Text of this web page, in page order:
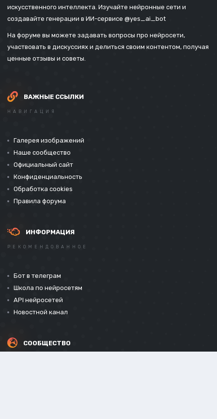
искусственного интеллекта. Изучайте нейронные сети и
создавайте генерации в ИИ-сервисе @yes_ai_bot
На форуме вы можете задавать вопросы про нейросети,
участвовать в дискуссиях и делиться своим контентом, получая
ценные отзывы и советы.
ВАЖНЫЕ ССЫЛКИ
НАВИГАЦИЯ
Галерея изображений
Наше сообщество
Официальный сайт
Конфиденциальность
Обработка cookies
Правила форума
ИНФОРМАЦИЯ
РЕКОМЕНДОВАННОЕ
Бот в телеграм
Школа по нейросетям
API нейросетей
Новостной канал
СООБЩЕСТВО